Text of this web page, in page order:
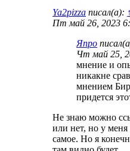
Ya2pizza писал(а): ↑
Пт май 26, 2023
Япро
Чт май 25,
мнение и
никакне
мнением
придется
Не знаю можно
или нет, но у
самое. Но я